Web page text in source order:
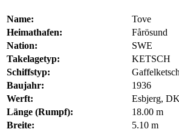
Name:
Tove
Heimathafen:
Fårösund
Nation:
SWE
Takelagetyp:
KETSCH
Schiffstyp:
Gaffelketsch
Baujahr:
1936
Werft:
Esbjerg, DK
Länge (Rumpf):
18.00 m
Breite:
5.10 m